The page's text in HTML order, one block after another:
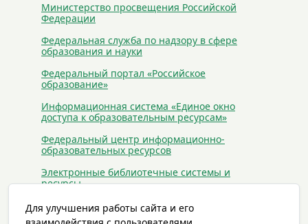
Министерство просвещения Российской
Федерации
Федеральная служба по надзору в сфере
образования и науки
Федеральный портал «Российское
образование»
Информационная система «Единое окно
доступа к образовательным ресурсам»
Федеральный центр информационно-
образовательных ресурсов
Электронные библиотечные системы и
ресурсы
Сайты антиэкстремистского и
антитеррористического содержания
Для улучшения работы сайта и его